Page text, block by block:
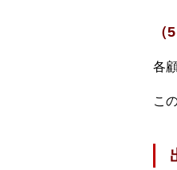
各
こ